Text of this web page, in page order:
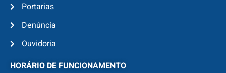
Portarias
Denúncia
Ouvidoria
HORÁRIO DE FUNCIONAMENTO